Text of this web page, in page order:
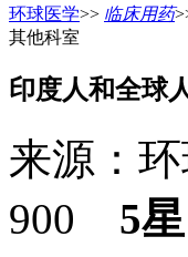
环球医学>> 临床用药
其他科室
印度人和全球
来源：
900 5星